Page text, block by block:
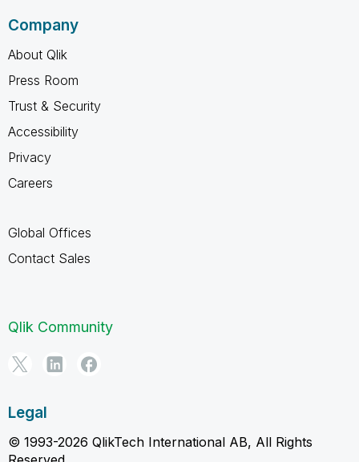
Company
About Qlik
Press Room
Trust & Security
Accessibility
Privacy
Careers
Global Offices
Contact Sales
Qlik Community
Legal
© 1993-2026 QlikTech International AB, All Rights